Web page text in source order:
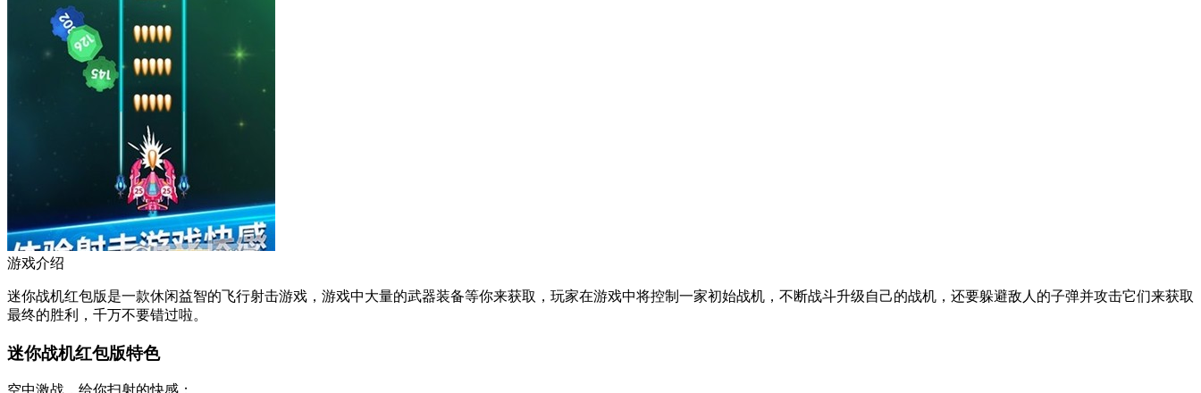
游戏介绍
迷你战机红包版是一款休闲益智的飞行射击游戏，游戏中大量的武器装备等你来获取，玩家在游戏中将控制一家初始战机，不断战斗升级自己的战机，还要躲避敌人的子弹并攻击它们来获取
最终的胜利，千万不要错过啦。
迷你战机红包版特色